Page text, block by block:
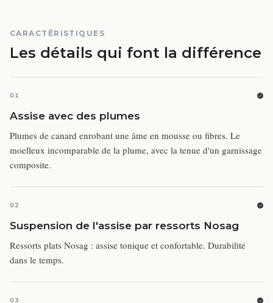
CARACTÉRISTIQUES
Les détails qui font la différence
01
Assise avec des plumes
Plumes de canard enrobant une âme en mousse ou fibres. Le
moelleux incomparable de la plume, avec la tenue d'un garnissage
composite.
02
Suspension de l'assise par ressorts Nosag
Ressorts plats Nosag : assise tonique et confortable. Durabilité
dans le temps.
03